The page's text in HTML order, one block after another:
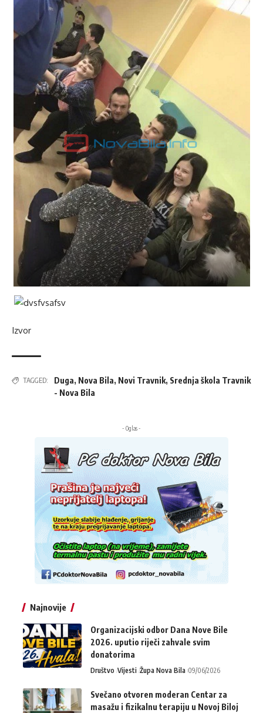
Izvor
TAGGED: Duga, Nova Bila, Novi Travnik, Srednja škola Travnik
- Nova Bila
- Oglas -
Najnovije
Organizacijski odbor Dana Nove Bile
2026. uputio riječi zahvale svim
donatorima
Društvo Vijesti Župa Nova Bila 09/06/2026
Svečano otvoren moderan Centar za
masažu i fizikalnu terapiju u Novoj Biloj